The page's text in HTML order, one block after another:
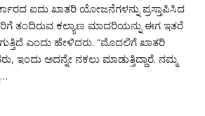
ಐದು ಖಾತರಿ ಯೋಜನೆಗಳನ್ನು ಪ್ರಸ್ತಾಪಿಸಿದ
ತಂದಿರುವ ಕಲ್ಯಾಣ ಮಾದರಿಯನ್ನು ಈಗ ಇತರೆ
ಎಂದು ಹೇಳಿದರು. “ಮೊದಲಿಗೆ ಖಾತರಿ
ಇಂದು ಅದನ್ನೇ ನಕಲು ಮಾಡುತ್ತಿದ್ದಾರೆ. ನಮ್ಮ